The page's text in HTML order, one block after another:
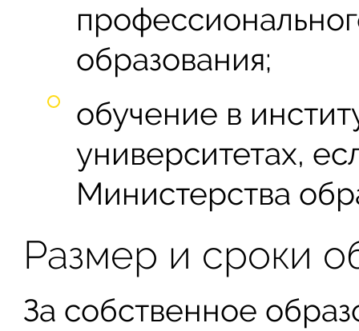
образования;
обучение в
университетах,
Министерства
Размер и сроки
За собственное